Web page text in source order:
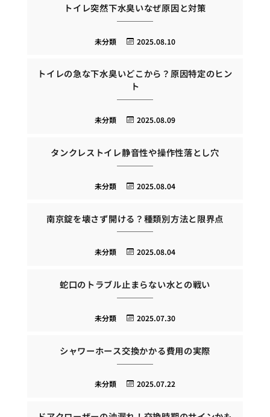
トイレ突然下水臭いなぜ原因と対策
2025.08.10
未分類
トイレの急な下水臭いどこから？原因特定のヒン
ト
2025.08.09
未分類
タンクレストイレ静音性や操作性落とし穴
2025.08.04
未分類
南京錠を壊さず開ける？種類別方法と限界点
2025.08.04
未分類
蛇口のトラブル止まらない水との戦い
2025.07.30
未分類
シャワーホース交換かかる費用の実際
2025.07.22
未分類